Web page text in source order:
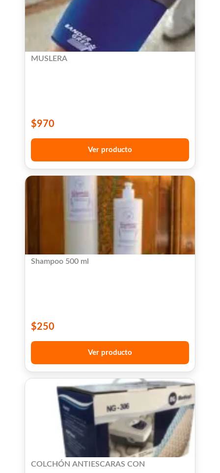
MUSLERA
$970
Ver producto
Shampoo 500 ml
$250
Ver producto
COLCHÓN ANTIESCARAS CON